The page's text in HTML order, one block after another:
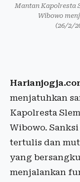
Mantan Kapolresta
Wibowo
(26/2/
menjatuhkan
Kapolresta
Wibowo.
tertulis dan
yang
menjalankan